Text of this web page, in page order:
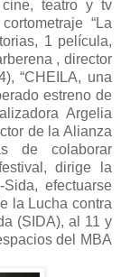
teatro y tv
“La
1 película,
, director
“CHEILA, una
estreno de
Argelia
de la Alianza
de colaborar
dirige la
efectuarse
la Lucha contra
(SIDA), al 11 y
del MBA